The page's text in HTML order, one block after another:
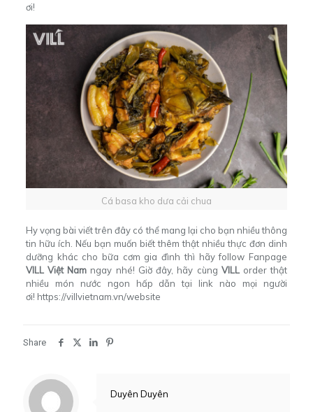
ơi!
Cá basa kho dưa cải chua
Hy vọng bài viết trên đây có thể mang lại cho bạn nhiều thông
tin hữu ích. Nếu bạn muốn biết thêm thật nhiều thực đơn dinh
dưỡng khác cho bữa cơm gia đình thì hãy follow Fanpage
VILL Việt Namngay nhé! Giờ đây, hãy cùng VILLorder thật
nhiều món nước ngon hấp dẫn tại link nào mọi người
ơi! https://villvietnam.vn/website
Share
Duyên Duyên